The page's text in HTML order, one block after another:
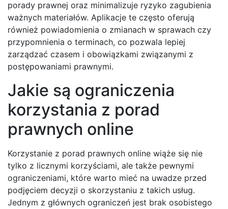
porady prawnej oraz minimalizuje ryzyko zagubienia
ważnych materiałów. Aplikacje te często oferują
również powiadomienia o zmianach w sprawach czy
przypomnienia o terminach, co pozwala lepiej
zarządzać czasem i obowiązkami związanymi z
postępowaniami prawnymi.
Jakie są ograniczenia
korzystania z porad
prawnych online
Korzystanie z porad prawnych online wiąże się nie
tylko z licznymi korzyściami, ale także pewnymi
ograniczeniami, które warto mieć na uwadze przed
podjęciem decyzji o skorzystaniu z takich usług.
Jednym z głównych ograniczeń jest brak osobistego